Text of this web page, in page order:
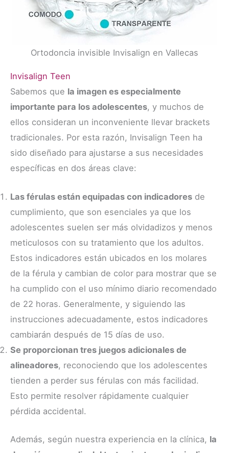
Ortodoncia invisible Invisalign en Vallecas
Invisalign Teen
Sabemos que la imagen es especialmente
importante para los adolescentes, y muchos de
ellos consideran un inconveniente llevar brackets
tradicionales. Por esta razón, Invisalign Teen ha
sido diseñado para ajustarse a sus necesidades
específicas en dos áreas clave:
Las férulas están equipadas con indicadores de
cumplimiento, que son esenciales ya que los
adolescentes suelen ser más olvidadizos y menos
meticulosos con su tratamiento que los adultos.
Estos indicadores están ubicados en los molares
de la férula y cambian de color para mostrar que se
ha cumplido con el uso mínimo diario recomendado
de 22 horas. Generalmente, y siguiendo las
instrucciones adecuadamente, estos indicadores
cambiarán después de 15 días de uso.
Se proporcionan tres juegos adicionales de
alineadores, reconociendo que los adolescentes
tienden a perder sus férulas con más facilidad.
Esto permite resolver rápidamente cualquier
pérdida accidental.
Además, según nuestra experiencia en la clínica, la